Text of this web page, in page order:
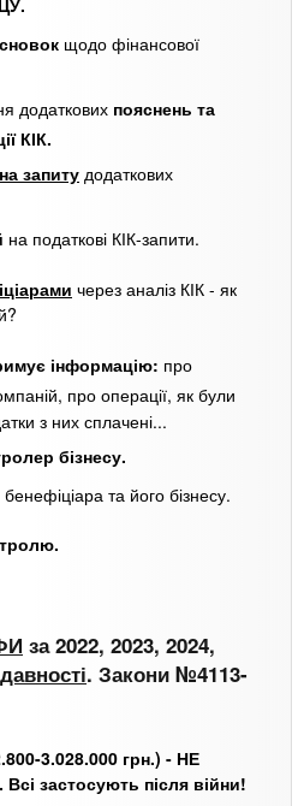
щодо фінансової
додаткових пояснень та
КІК.
запиту додаткових
на податкові КІК-запити.
через аналіз КІК - як
інформацію: про
про операції, як були
з них сплачені...
бізнесу.
бенефіціара та його бізнесу.
за 2022, 2023, 2024,
. Закони №4113-
3.028.000 грн.) - НЕ
Всі застосують після війни!